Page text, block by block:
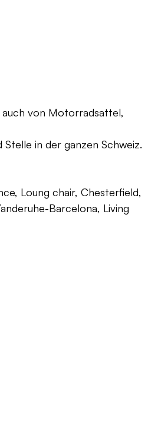
auch von Motorradsattel,
in der ganzen Schweiz.
Loung chair, Chesterfield,
Barcelona, Living